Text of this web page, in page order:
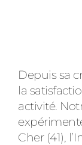
Depuis sa
la
activité.
Cher (41),